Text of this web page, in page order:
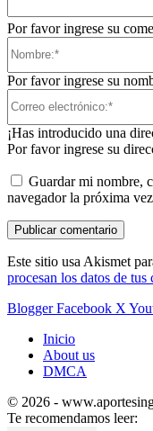
Por favor ingrese su
Por favor ingrese su
¡Has introducido una
Por favor ingrese su
Guardar mi nombre,
navegador la próxima
Este sitio usa Akismet
procesan los datos de tus
Blogger Facebook X
Inicio
About us
DMCA
© 2026 -
Te recomendamos leer: